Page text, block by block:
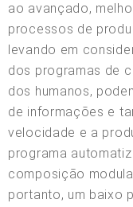
ao avançado,
processos de
levando em
dos programas de
dos humanos,
de informações e
velocidade e a
programa
composição
portanto, um baixo